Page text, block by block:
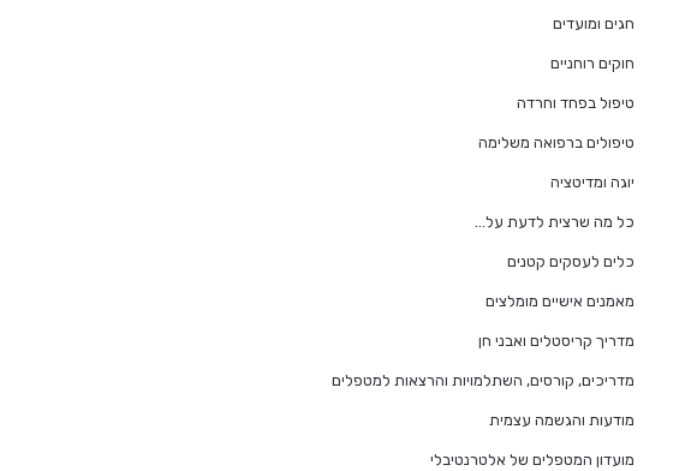
חגים ומועדים
חוקים רוחניים
טיפול בפחד וחרדה
טיפולים ברפואה משלימה
יוגה ומדיטציה
כל מה שרצית לדעת על…
כלים לעסקים קטנים
מאמנים אישיים מומלצים
מדריך קריסטלים ואבני חן
מדריכים, קורסים, השתלמויות והרצאות למטפלים
מודעות והגשמה עצמית
מועדון המטפלים של אלטרנטיבלי